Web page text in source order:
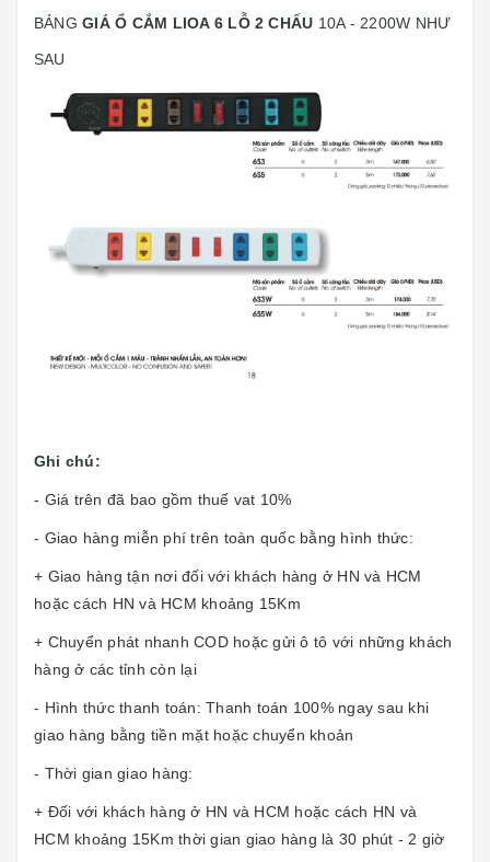
BẢNGGIÁ Ổ CẮM LIOA 6 LỖ 2 CHẤU 10A - 2200W NHƯ
SAU
Ghi chú:
- Giá trên đã bao gồm thuế vat 10%
- Giao hàng miễn phí trên toàn quốc bằng hình thức:
+ Giao hàng tận nơi đối với khách hàng ở HN và HCM
hoặc cách HN và HCM khoảng 15Km
+ Chuyển phát nhanh COD hoặc gửi ô tô với những khách
hàng ở các tỉnh còn lại
- Hình thức thanh toán: Thanh toán 100% ngay sau khi
giao hàng bằng tiền mặt hoặc chuyển khoản
- Thời gian giao hàng:
+ Đối với khách hàng ở HN và HCM hoặc cách HN và
HCM khoảng 15Km thời gian giao hàng là 30 phút - 2 giờ